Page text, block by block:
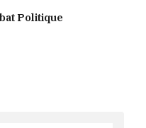
Politique